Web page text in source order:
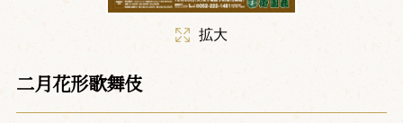
拡大
二月花形歌舞伎